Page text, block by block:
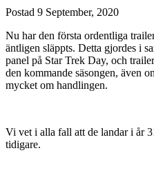
Postad 9 September, 2020
Nu har den första ordentliga
äntligen släppts. Detta gjordes i
panel på Star Trek Day, och
den kommande säsongen, även
mycket om handlingen.
Vi vet i alla fall att de landar i år
tidigare.